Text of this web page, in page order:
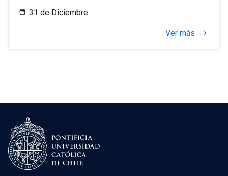
31 de Diciembre
Ver más keyboard_arrow_right